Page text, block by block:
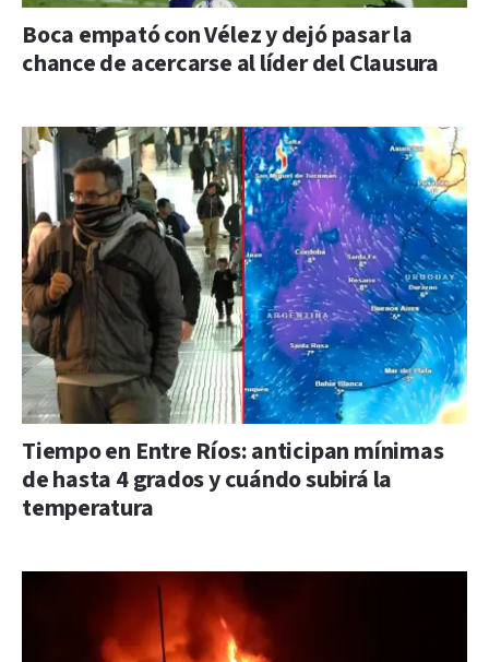
Boca empató con Vélez y dejó pasar la
chance de acercarse al líder del Clausura
Tiempo en Entre Ríos: anticipan mínimas
de hasta 4 grados y cuándo subirá la
temperatura